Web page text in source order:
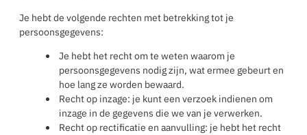
Je hebt de volgende rechten met betrekking tot je
persoonsgegevens:
Je hebt het recht om te weten waarom je
persoonsgegevens nodig zijn, wat ermee gebeurt en
hoe lang ze worden bewaard.
Recht op inzage: je kunt een verzoek indienen om
inzage in de gegevens die we van je verwerken.
Recht op rectificatie en aanvulling: je hebt het recht